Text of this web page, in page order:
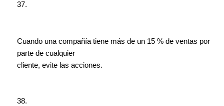
37.
Cuando una compañía tiene más de un 15 % de ventas por
parte de cualquier
cliente, evite las acciones.
38.